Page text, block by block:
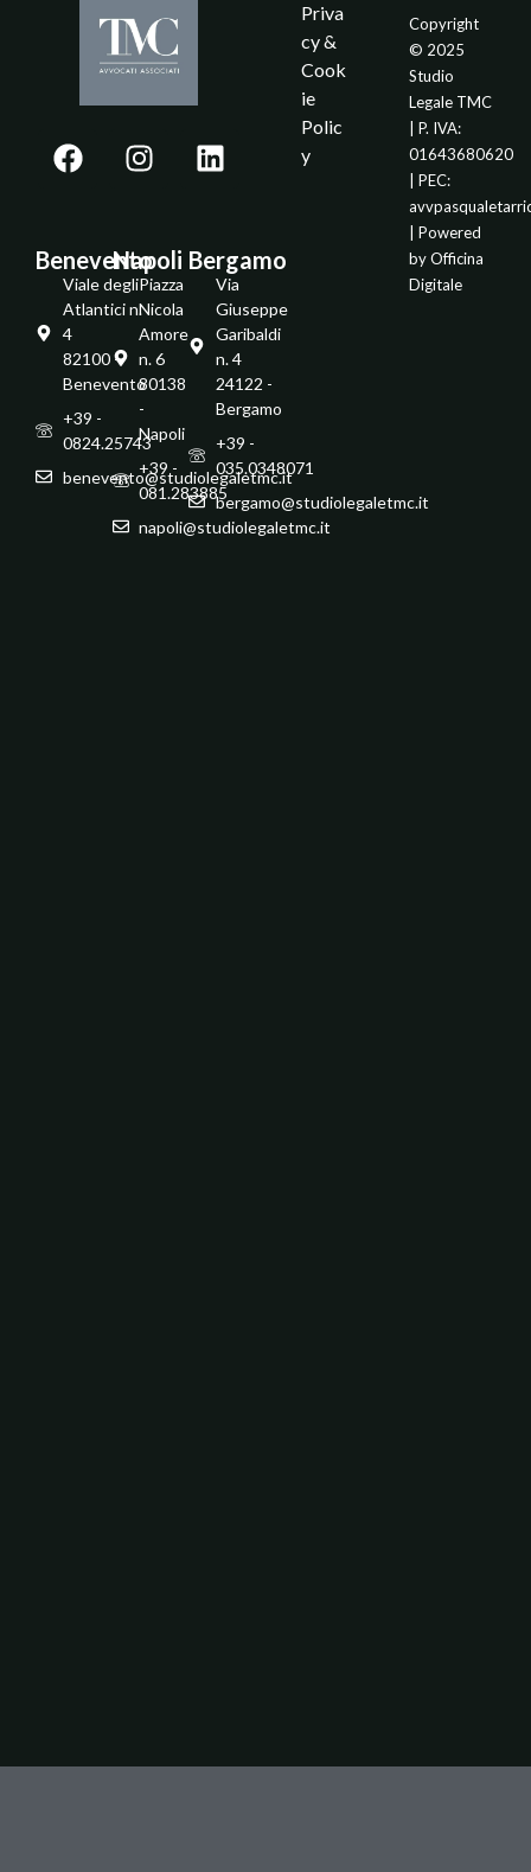
Benevento
Viale degli
Atlantici n.
4
82100 -
Benevento
+39 -
0824.25743
benevento@studiolegaletmc.it
Napoli
Piazza
Nicola
Amore
n. 6
80138
-
Napoli
+39 -
081.283885
napoli@studiolegaletmc.it
Bergamo
Via
Giuseppe
Garibaldi
n. 4
24122 -
Bergamo
+39 -
035.0348071
bergamo@studiolegaletmc.it
Priva
cy &
Cook
ie
Polic
y
Copyright
© 2025
Studio
Legale TMC
| P. IVA:
01643680620
| PEC:
| Powered
byOfficina
Digitale